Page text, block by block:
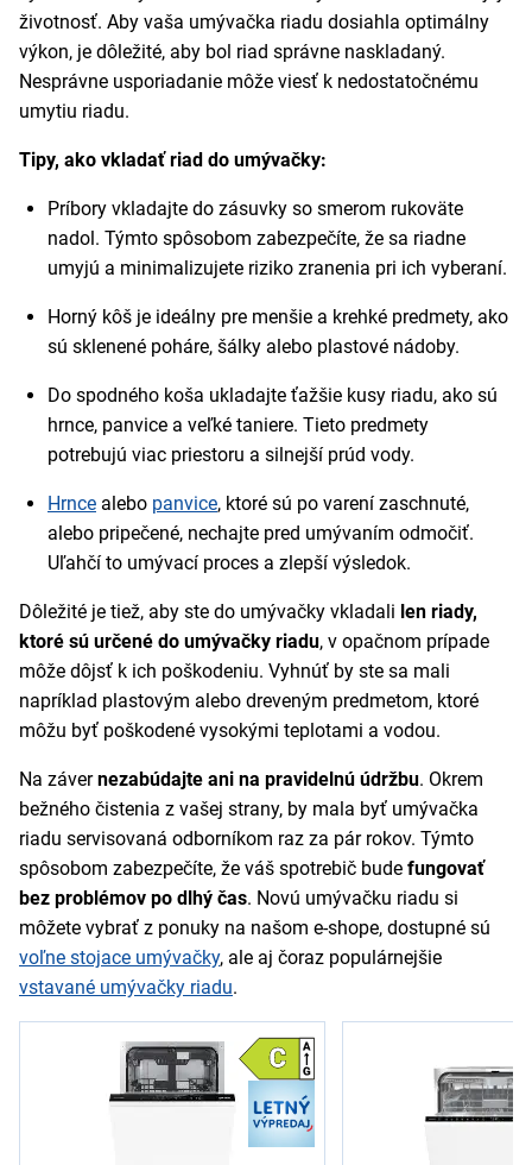
životnosť. Aby vaša umývačka riadu dosiahla optimálny
výkon, je dôležité, aby bol riad správne naskladaný.
Nesprávne usporiadanie môže viesť k nedostatočnému
umytiu riadu.
Tipy, ako vkladať riad do umývačky:
Príbory vkladajte do zásuvky so smerom rukoväte
nadol. Týmto spôsobom zabezpečíte, že sa riadne
umyjú a minimalizujete riziko zranenia pri ich vyberaní.
Horný kôš je ideálny pre menšie a krehké predmety, ako
sú sklenené poháre, šálky alebo plastové nádoby.
Do spodného koša ukladajte ťažšie kusy riadu, ako sú
hrnce, panvice a veľké taniere. Tieto predmety
potrebujú viac priestoru a silnejší prúd vody.
Hrnce alebo panvice, ktoré sú po varení zaschnuté,
alebo pripečené, nechajte pred umývaním odmočiť.
Uľahčí to umývací proces a zlepší výsledok.
Dôležité je tiež, aby ste do umývačky vkladali len riady,
ktoré sú určené do umývačky riadu, v opačnom prípade
môže dôjsť k ich poškodeniu. Vyhnúť by ste sa mali
napríklad plastovým alebo dreveným predmetom, ktoré
môžu byť poškodené vysokými teplotami a vodou.
Na závernezabúdajte ani na pravidelnú údržbu. Okrem
bežného čistenia z vašej strany, by mala byť umývačka
riadu servisovaná odborníkom raz za pár rokov. Týmto
spôsobom zabezpečíte, že váš spotrebič bude fungovať
bez problémov po dlhý čas. Novú umývačku riadu si
môžete vybrať z ponuky na našom e-shope, dostupné sú
voľne stojace umývačky, ale aj čoraz populárnejšie
vstavané umývačky riadu.